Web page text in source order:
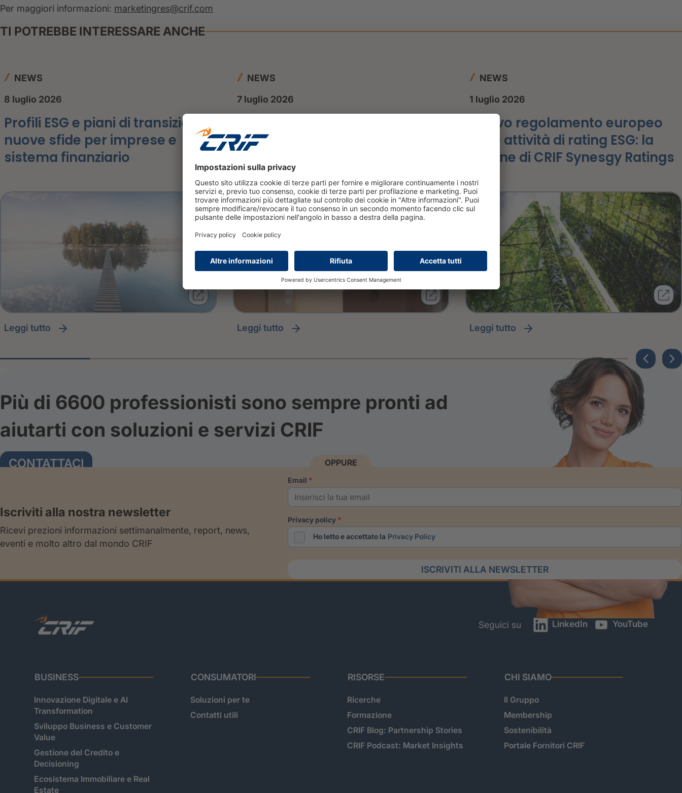
Per maggiori informazioni: marketingres@crif.com
TI POTREBBE INTERESSARE ANCHE
NEWS
8 luglio 2026
Profili ESG e piani di transizione:
nuove sfide per imprese e
sistema finanziario
leggi tutto
NEWS
7 luglio 2026
protection gap delle PMI: la
2026
leggi tutto
NEWS
1 luglio 2026
Nuovo regolamento europeo
sulle attività di rating ESG: la
visione di CRIF Synesgy Ratings
leggi tutto
Più di 6600 professionisti sono sempre pronti ad
aiutarti con soluzioni e servizi CRIF
CONTATTACI OPPURE
Iscriviti alla nostra newsletter
Ricevi prezioni informazioni settimanalmente, report, news,
eventi e molto altro dal mondo CRIF
email
privacy policy
Ho letto e accettato la Privacy Policy
ISCRIVITI ALLA NEWSLETTER
Seguici su LinkedIn YouTube
BUSINESS
Innovazione Digitale e AI
Transformation
Sviluppo Business e Customer
Value
Gestione del Credito e
Decisioning
Ecosistema Immobiliare e Real
Estate
CONSUMATORI
Soluzioni per te
Contatti utili
RISORSE
Ricerche
Formazione
CRIF Blog: Partnership Stories
CRIF Podcast: Market Insights
CHI SIAMO
Il Gruppo
Membership
Sostenibilità
Portale Fornitori CRIF